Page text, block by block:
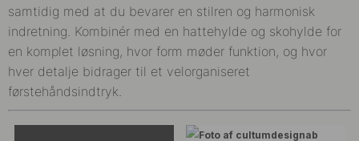
samtidig med at du bevarer en stilren og harmonisk
indretning. Kombinér med en hattehylde og skohylde for
en komplet løsning, hvor form møder funktion, og hvor
hver detalje bidrager til et velorganiseret
førstehåndsindtryk.